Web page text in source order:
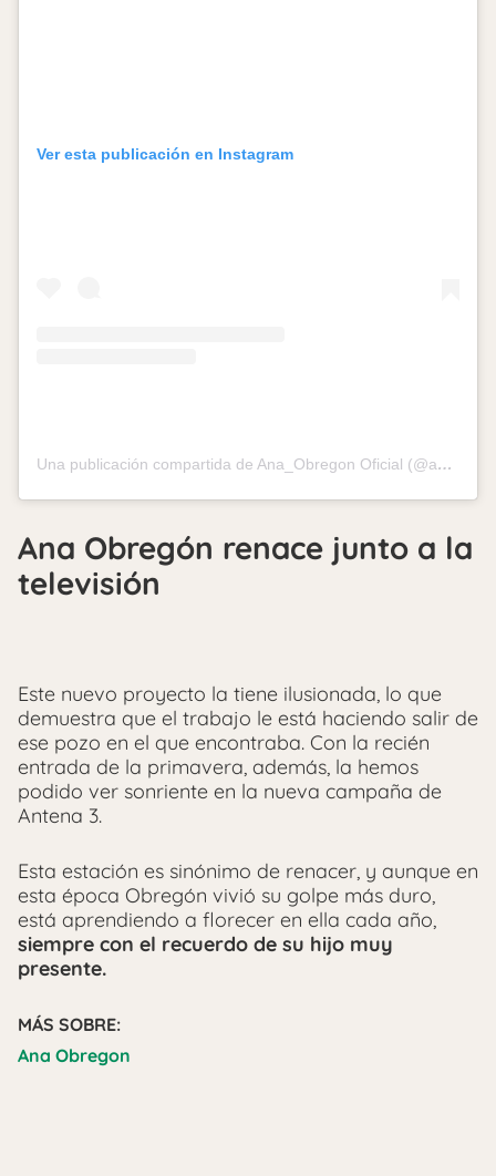
Ver esta publicación en Instagram
Una publicación compartida de Ana_Obregon Oficial (@ana_obregon_oficial)
Ana Obregón renace junto a la
televisión
Este nuevo proyecto la tiene ilusionada, lo que
demuestra que el trabajo le está haciendo salir de
ese pozo en el que encontraba. Con la recién
entrada de la primavera, además, la hemos
podido ver sonriente en la nueva campaña de
Antena 3.
Esta estación es sinónimo de renacer, y aunque en
esta época Obregón vivió su golpe más duro,
está aprendiendo a florecer en ella cada año,
siempre con el recuerdo de su hijo muy
presente.
MÁS SOBRE:
Ana Obregon